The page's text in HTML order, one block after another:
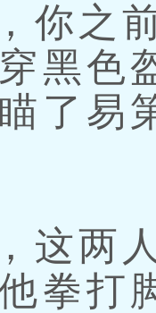
之
黑色
了易
两
拳打